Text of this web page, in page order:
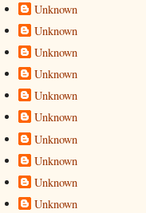
Unknown
Unknown
Unknown
Unknown
Unknown
Unknown
Unknown
Unknown
Unknown
Unknown